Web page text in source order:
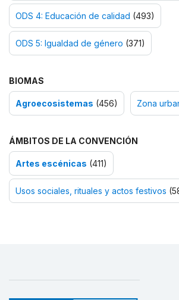
ODS 4: Educación de calidad (493)
ODS 5: Igualdad de género (371)
BIOMAS
Agroecosistemas (456) Zona
ÁMBITOS DE LA CONVENCIÓN
Artes escénicas (411)
Usos sociales, rituales y actos festivos